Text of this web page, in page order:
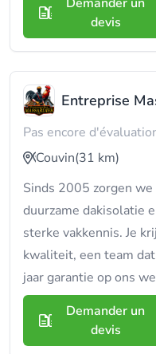
devis
Entreprise
Pas encore
Couvin(31 km)
Sinds 2005 zorgen
duurzame dakisolatie
sterke vakkennis. Je
kwaliteit, een team
jaar garantie op ons
Demander un
devis